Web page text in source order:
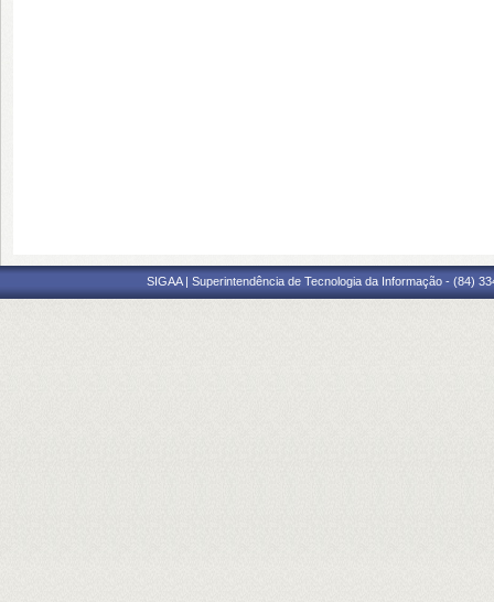
SIGAA | Superintendência de Tecnologia da Informação - (84)